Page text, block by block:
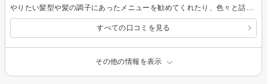
すべての口コミを見る
その他の情報を表示